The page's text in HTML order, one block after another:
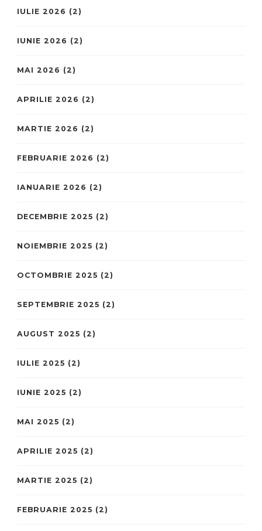
IULIE 2026 (2)
IUNIE 2026 (2)
MAI 2026 (2)
APRILIE 2026 (2)
MARTIE 2026 (2)
FEBRUARIE 2026 (2)
IANUARIE 2026 (2)
DECEMBRIE 2025 (2)
NOIEMBRIE 2025 (2)
OCTOMBRIE 2025 (2)
SEPTEMBRIE 2025 (2)
AUGUST 2025 (2)
IULIE 2025 (2)
IUNIE 2025 (2)
MAI 2025 (2)
APRILIE 2025 (2)
MARTIE 2025 (2)
FEBRUARIE 2025 (2)